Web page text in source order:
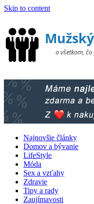
Skip to content
Najnovšie články
Domov a bývanie
LifeStyle
Móda
Sex a vzťahy
Zdravie
Tipy a rady
Zaujímavosti